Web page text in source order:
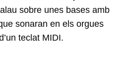
sobre unes bases amb
sonaran en els orgues
teclat MIDI.